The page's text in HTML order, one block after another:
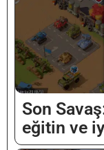
Son
eğitin ve